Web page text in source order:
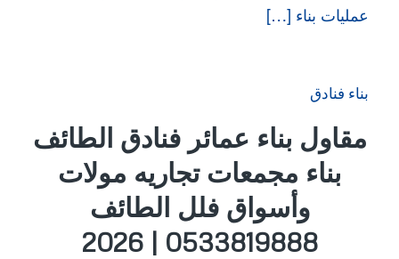
عمليات بناء […]
بناء فنادق
مقاول بناء عمائر فنادق الطائف
بناء مجمعات تجاريه مولات
وأسواق فلل الطائف
0533819888 | 2026